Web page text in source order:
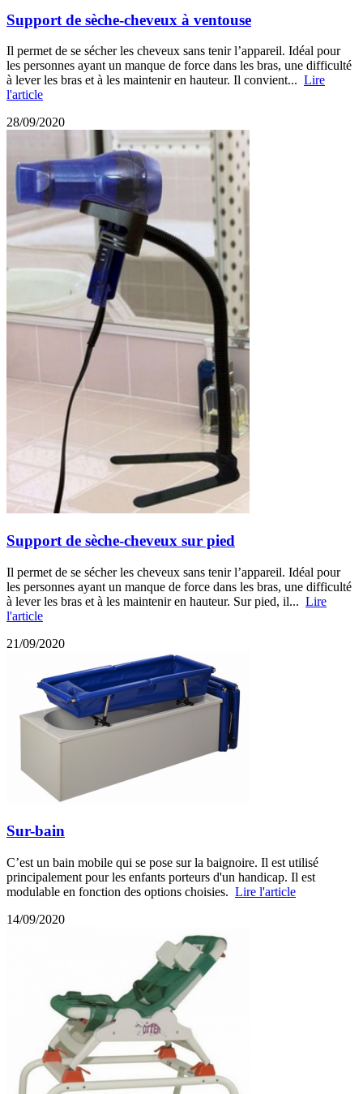
Support de sèche-cheveux à ventouse
Il permet de se sécher les cheveux sans tenir l’appareil. Idéal pour
les personnes ayant un manque de force dans les bras, une difficulté
à lever les bras et à les maintenir en hauteur. Il convient... Lire
l'article
28/09/2020
Support de sèche-cheveux sur pied
Il permet de se sécher les cheveux sans tenir l’appareil. Idéal pour
les personnes ayant un manque de force dans les bras, une difficulté
à lever les bras et à les maintenir en hauteur. Sur pied, il... Lire
l'article
21/09/2020
Sur-bain
C’est un bain mobile qui se pose sur la baignoire. Il est utilisé
principalement pour les enfants porteurs d'un handicap. Il est
modulable en fonction des options choisies. Lire l'article
14/09/2020